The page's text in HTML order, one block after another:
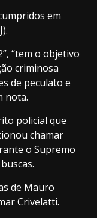
em
“tem o objetivo
criminosa
de peculato e
nota.
policial que
chamar
o Supremo
de Mauro
Crivelatti.